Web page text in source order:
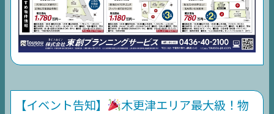
【イベント告知】
木更津エリア最大級！物